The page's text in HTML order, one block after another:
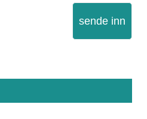
sende inn